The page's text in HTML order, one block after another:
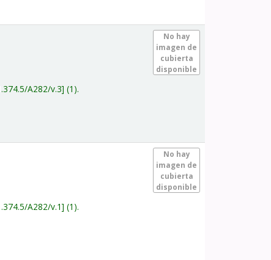
No hay
imagen de
cubierta
disponible
A282/v.3 (1).
No hay
imagen de
cubierta
disponible
A282/v.1 (1).